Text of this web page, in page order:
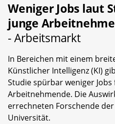
Weniger Jobs laut
junge
- Arbeitsmarkt
In Bereichen mit einem
Künstlicher Intelligenz (KI)
Studie spürbar weniger
Arbeitnehmende. Die
errechneten Forschende
Universität.